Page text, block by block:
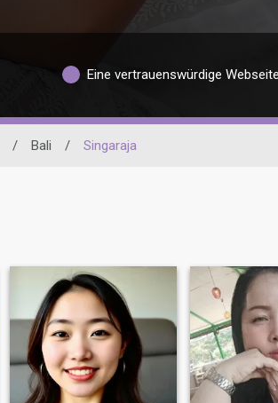
Eine vertrauenswürdige
/ Bali / Singaraja